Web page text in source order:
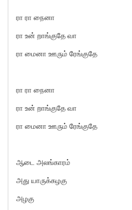
ரா ரா நைனா
ரா உன் றாங்குதே வா
ரா மைனா ஊரும் ரேங்குதே
ரா ரா நைனா
ரா உன் றாங்குதே வா
ரா மைனா ஊரும் ரேங்குதே
ஆடை அலங்காரம்
அது யாருக்கழகு
அழகு